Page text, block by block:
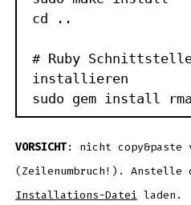
cd ..
# Ruby
installieren
sudo gem install
VORSICHT: nicht copy&paste
(Zeilenumbruch!). Anstelle
Installations-Datei laden.